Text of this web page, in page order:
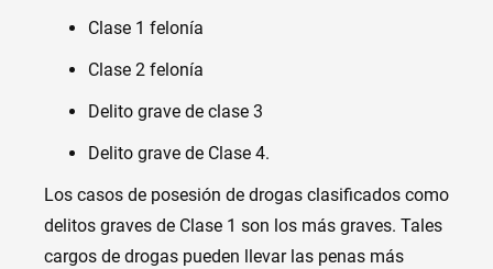
Clase 1 felonía
Clase 2 felonía
Delito grave de clase 3
Delito grave de Clase 4.
Los casos de posesión de drogas clasificados como
delitos graves de Clase 1 son los más graves. Tales
cargos de drogas pueden llevar las penas más